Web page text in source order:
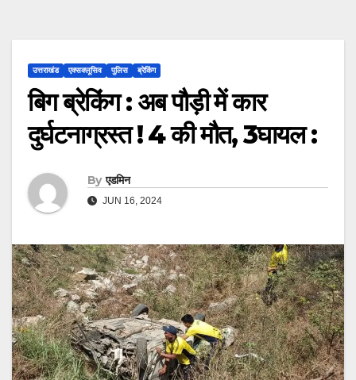
उत्तराखंड एक्सक्लूसिव पुलिस ब्रेकिंग
बिग ब्रेकिंग : अब पौड़ी में कार
दुर्घटनाग्रस्त ! 4 की मौत, 3घायल :
By एडमिन
JUN 16, 2024